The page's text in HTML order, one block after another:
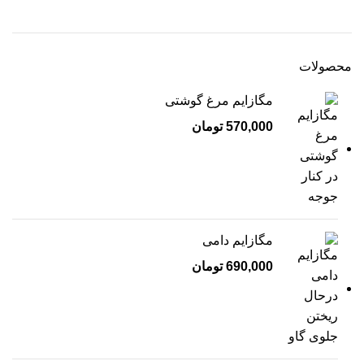
محصولات
مگازایم مرغ گوشتی
570,000 تومان
مگازایم دامی
690,000 تومان